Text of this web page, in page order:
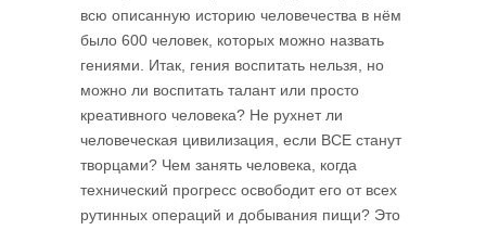
всю описанную историю человечества в нём
было 600 человек, которых можно назвать
гениями. Итак, гения воспитать нельзя, но
можно ли воспитать талант или просто
креативного человека? Не рухнет ли
человеческая цивилизация, если ВСЕ станут
творцами? Чем занять человека, когда
технический прогресс освободит его от всех
рутинных операций и добывания пищи? Это